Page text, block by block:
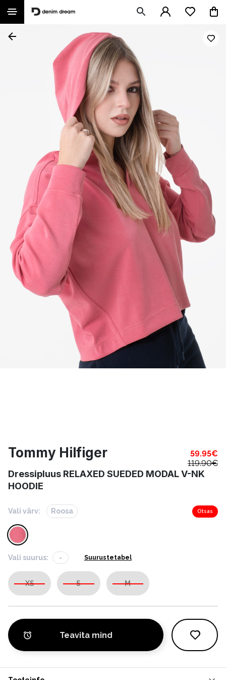
Tommy Hilfiger 59.95€
119.90€
Dressipluus RELAXED SUEDED MODAL V-NK
HOODIE
Vali värv: Roosa Otsas
Vali suurus: - Suurustetabel
XS S M
Teavita mind